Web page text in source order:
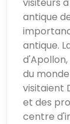
antique
antique.
du
visitaient
et des
centre